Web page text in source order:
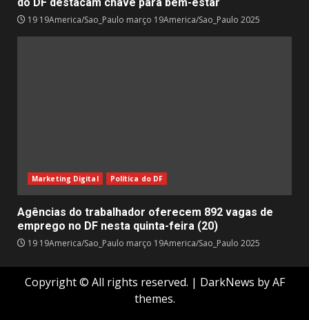
19 19America/Sao_Paulo março 19America/Sao_Paulo 2025
Marketing Digital Política do DF
Agências do trabalhador oferecem 892 vagas de
emprego no DF nesta quinta-feira (20)
19 19America/Sao_Paulo março 19America/Sao_Paulo 2025
Copyright © All rights reserved. | DarkNews by AF
themes.